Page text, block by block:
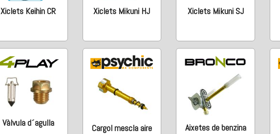
Xiclets Keihin CR Xiclets Mikuni HJ Xiclets Mikuni SJ
Vàlvula d´agulla Cargol mescla aire Aixetes de benzina